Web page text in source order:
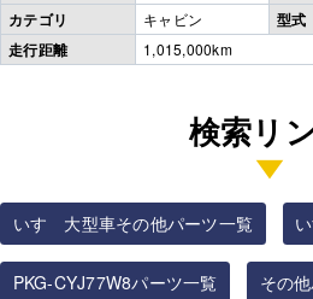
カテゴリ キャビン 型式
走行距離 1,015,000km
検索リ
いすゞ大型車その他パーツ一覧
PKG-CYJ77W8パーツ一覧 その